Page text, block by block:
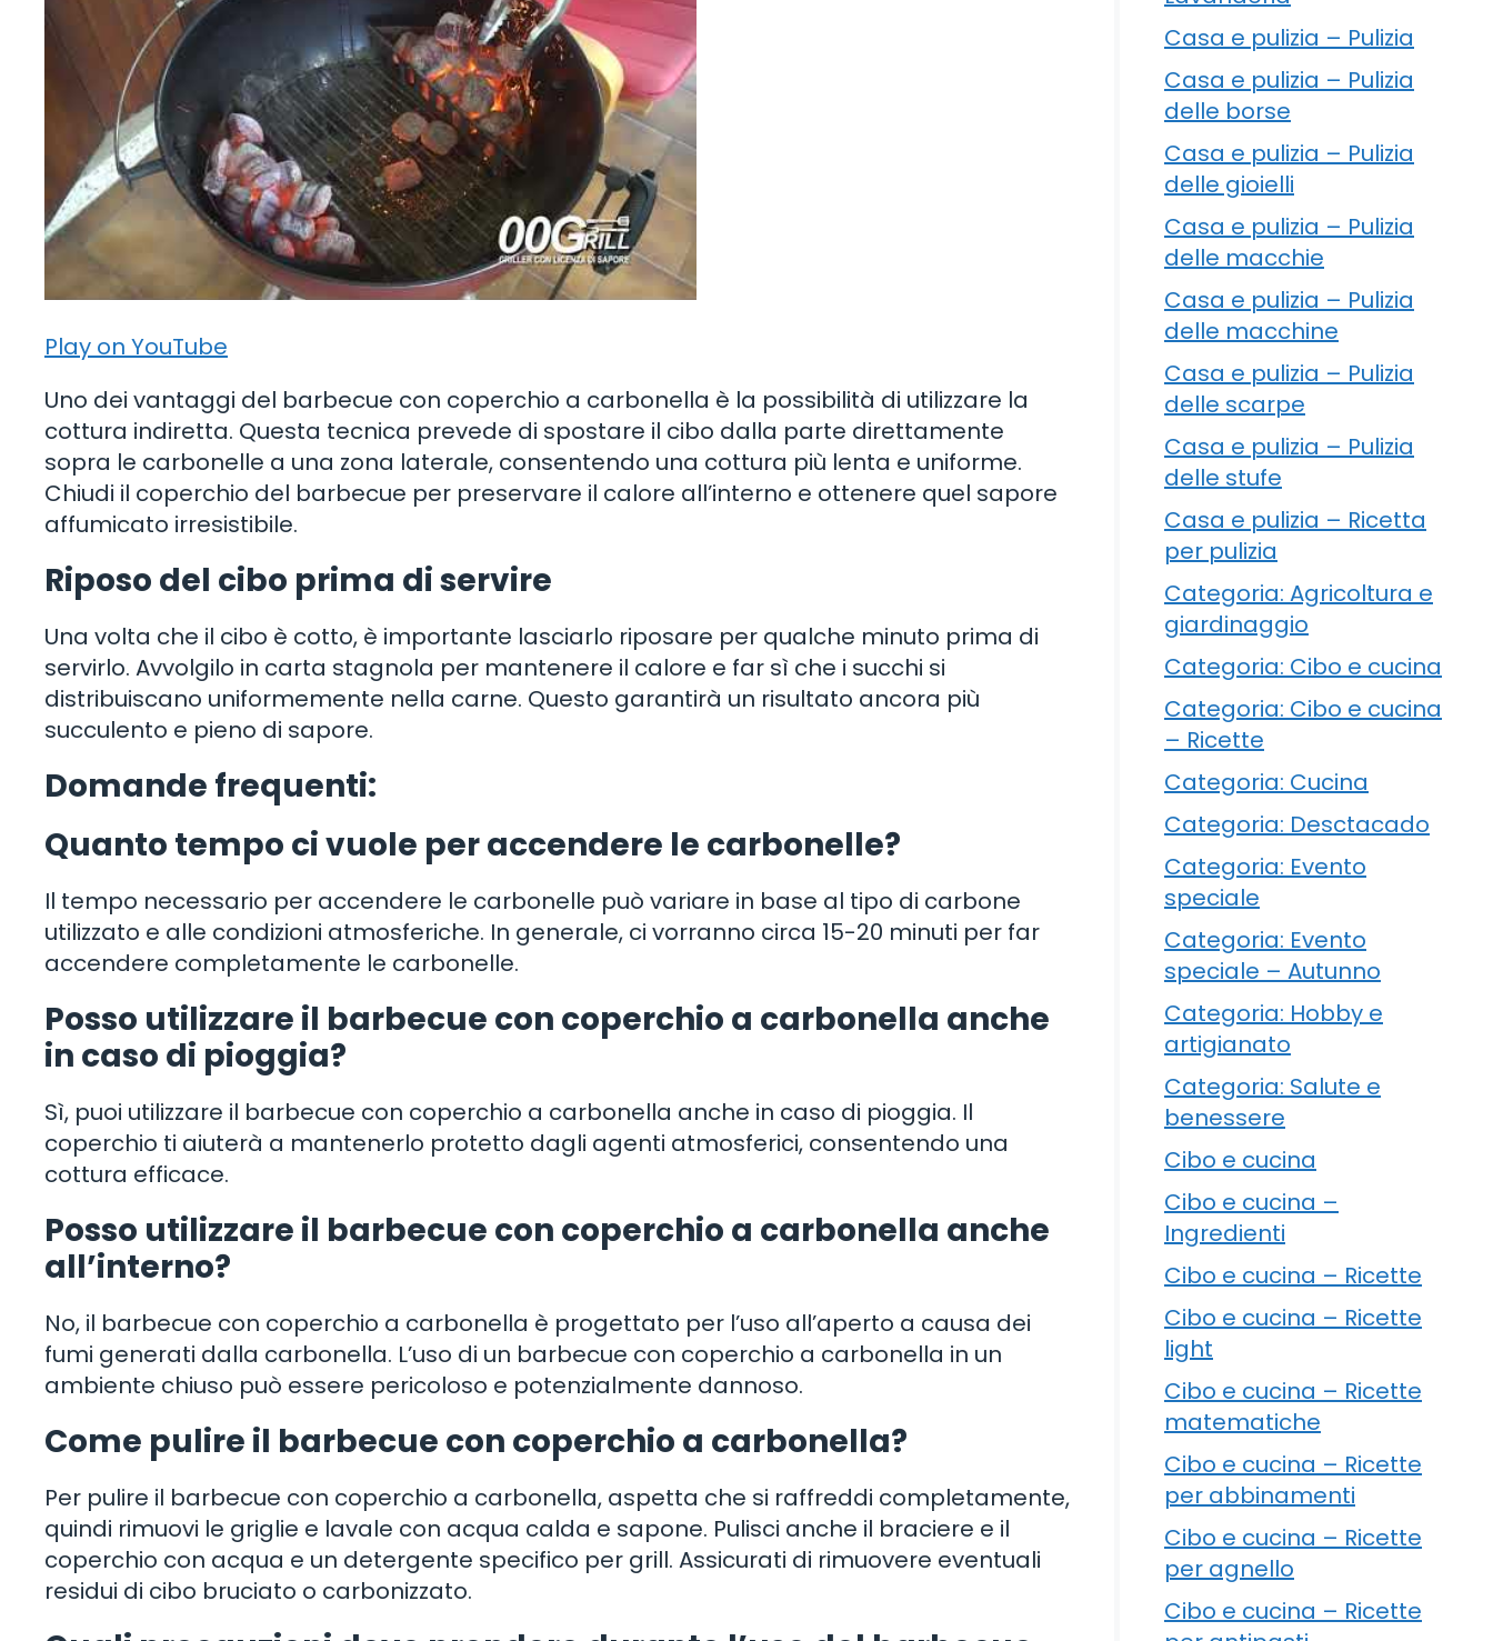
Play on YouTube
Uno dei vantaggi del barbecue con coperchio a carbonella è la possibilità di utilizzare la
cottura indiretta. Questa tecnica prevede di spostare il cibo dalla parte direttamente
sopra le carbonelle a una zona laterale, consentendo una cottura più lenta e uniforme.
Chiudi il coperchio del barbecue per preservare il calore all’interno e ottenere quel sapore
affumicato irresistibile.
Riposo del cibo prima di servire
Una volta che il cibo è cotto, è importante lasciarlo riposare per qualche minuto prima di
servirlo. Avvolgilo in carta stagnola per mantenere il calore e far sì che i succhi si
distribuiscano uniformemente nella carne. Questo garantirà un risultato ancora più
succulento e pieno di sapore.
Domande frequenti:
Quanto tempo ci vuole per accendere le carbonelle?
Il tempo necessario per accendere le carbonelle può variare in base al tipo di carbone
utilizzato e alle condizioni atmosferiche. In generale, ci vorranno circa 15-20 minuti per far
accendere completamente le carbonelle.
Posso utilizzare il barbecue con coperchio a carbonella anche
in caso di pioggia?
Sì, puoi utilizzare il barbecue con coperchio a carbonella anche in caso di pioggia. Il
coperchio ti aiuterà a mantenerlo protetto dagli agenti atmosferici, consentendo una
cottura efficace.
Posso utilizzare il barbecue con coperchio a carbonella anche
all’interno?
No, il barbecue con coperchio a carbonella è progettato per l’uso all’aperto a causa dei
fumi generati dalla carbonella. L’uso di un barbecue con coperchio a carbonella in un
ambiente chiuso può essere pericoloso e potenzialmente dannoso.
Come pulire il barbecue con coperchio a carbonella?
Per pulire il barbecue con coperchio a carbonella, aspetta che si raffreddi completamente,
quindi rimuovi le griglie e lavale con acqua calda e sapone. Pulisci anche il braciere e il
coperchio con acqua e un detergente specifico per grill. Assicurati di rimuovere eventuali
residui di cibo bruciato o carbonizzato.
Casa e pulizia – Pulizia
Casa e pulizia – Pulizia
delle borse
Casa e pulizia – Pulizia
delle gioielli
Casa e pulizia – Pulizia
delle macchie
Casa e pulizia – Pulizia
delle macchine
Casa e pulizia – Pulizia
delle scarpe
Casa e pulizia – Pulizia
delle stufe
Casa e pulizia – Ricetta
per pulizia
Categoria: Agricoltura e
giardinaggio
Categoria: Cibo e cucina
Categoria: Cibo e cucina
– Ricette
Categoria: Cucina
Categoria: Desctacado
Categoria: Evento
speciale
Categoria: Evento
speciale – Autunno
Categoria: Hobby e
artigianato
Categoria: Salute e
benessere
Cibo e cucina
Cibo e cucina –
Ingredienti
Cibo e cucina – Ricette
Cibo e cucina – Ricette
light
Cibo e cucina – Ricette
matematiche
Cibo e cucina – Ricette
per abbinamenti
Cibo e cucina – Ricette
per agnello
Cibo e cucina – Ricette